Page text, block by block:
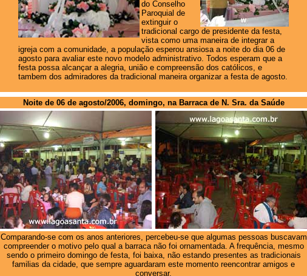
do Conselho
Paroquial de
extinguir o
tradicional cargo de presidente da festa,
vista como uma maneira de integrar a
igreja com a comunidade, a população esperou ansiosa a noite do dia 06 de
agosto para avaliar este novo modelo administrativo. Todos esperam que a
festa possa alcançar a alegria, união e compreensão dos católicos, e
tambem dos admiradores da tradicional maneira organizar a festa de agosto.
Noite de 06 de agosto/2006, domingo, na Barraca de N. Sra. da Saúde
Comparando-se com os anos anteriores, percebeu-se que algumas pessoas buscavam
compreender o motivo pelo qual a barraca não foi ornamentada. A frequência, mesmo
sendo o primeiro domingo de festa, foi baixa, não estando presentes as tradicionais
familias da cidade, que sempre aguardaram este momento reencontrar amigos e
conversar.